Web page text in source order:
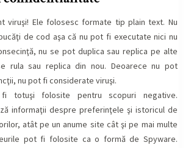
viruşi! Ele folosesc formate tip plain text. Nu
de cod aşa că nu pot fi executate nici nu
nu se pot duplica sau replica pe alte
rula sau replica din nou. Deoarece nu pot
nu pot fi considerate viruşi.
totuşi folosite pentru scopuri negative.
informaţii despre preferinţele şi istoricul de
atât pe un anume site cât şi pe mai multe
pot fi folosite ca o formă de Spyware.